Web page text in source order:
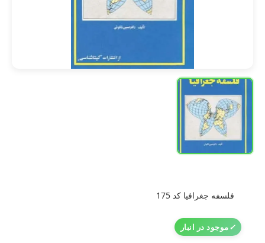
فلسفه جغرافیا کد 175
✓موجود در انبار